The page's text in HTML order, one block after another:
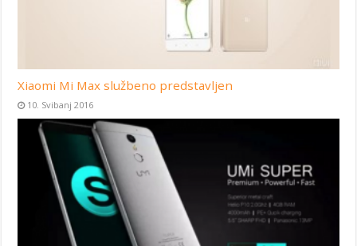
Xiaomi Mi Max službeno predstavljen
10. Svibanj 2016